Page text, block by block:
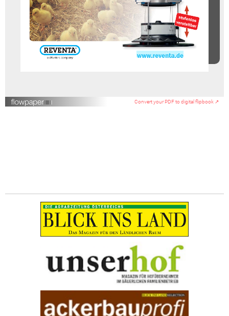
Convert your PDF to digital flipbook ↗